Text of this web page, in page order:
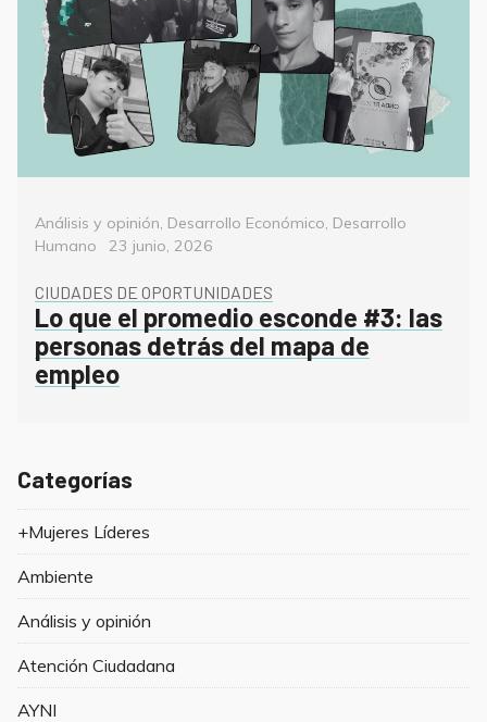
Categorías
Análisis y opinión, Desarrollo Económico, Desarrollo
Humano
Posted
23 junio, 2026
CIUDADES DE OPORTUNIDADES
Lo que el promedio esconde #3: las
personas detrás del mapa de
empleo
Categorías
+Mujeres Líderes
Ambiente
Análisis y opinión
Atención Ciudadana
AYNI